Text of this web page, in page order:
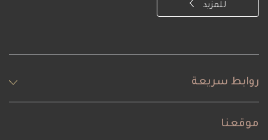
للمزيد
روابط سريعة
موقعنا